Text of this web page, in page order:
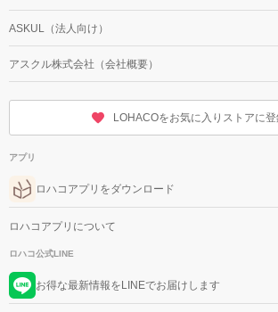
ASKUL（法人向け）
アスクル株式会社（会社概要）
LOHACOをお気に入りストアに
アプリ
ロハコアプリをダウンロード
ロハコアプリについて
ロハコ公式LINE
お得な最新情報をLINEでお届けします